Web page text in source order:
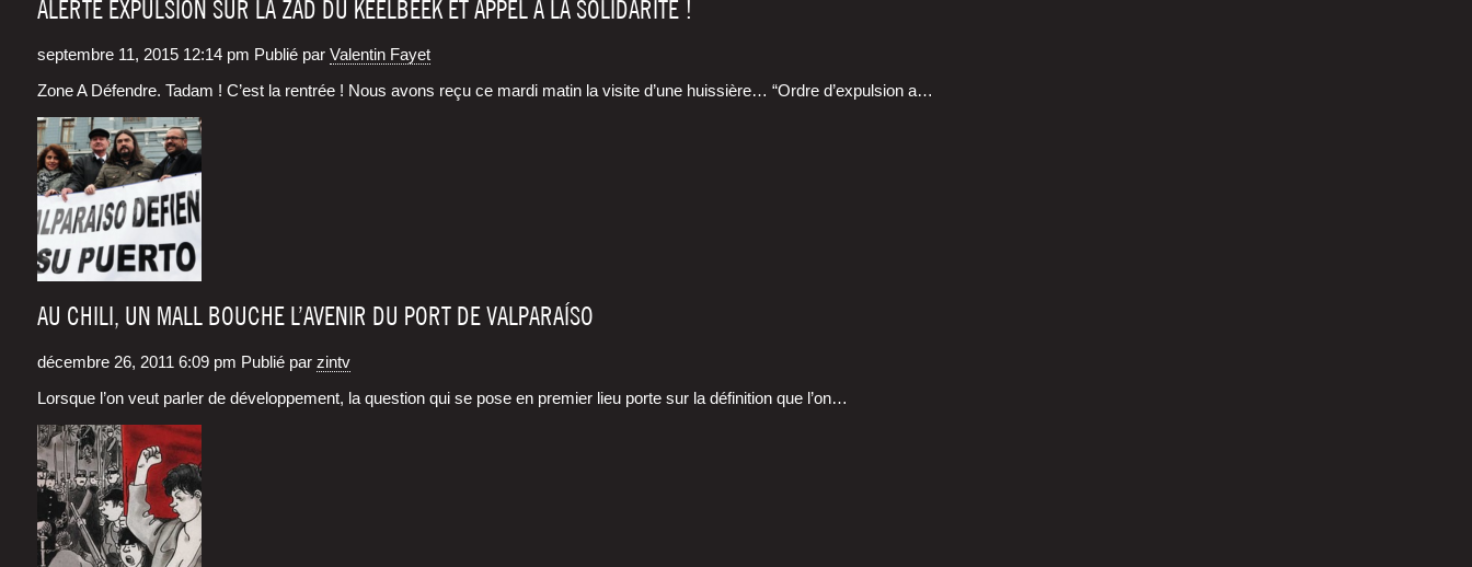
ALERTE EXPULSION SUR LA ZAD DU KEELBEEK ET APPEL À LA SOLIDARITÉ !
septembre 11, 2015 12:14 pm Publié par Valentin Fayet
Zone A Défendre. Tadam ! C’est la rentrée ! Nous avons reçu ce mar­di matin la visite d’une huissière… “Ordre d’expulsion a…
AU CHILI, UN MALL BOUCHE L’AVENIR DU PORT DE VALPARAÍSO
décembre 26, 2011 6:09 pm Publié par zintv
Lorsque l’on veut par­ler de déve­lop­pe­ment, la ques­tion qui se pose en pre­mier lieu porte sur la défi­ni­tion que l’on…